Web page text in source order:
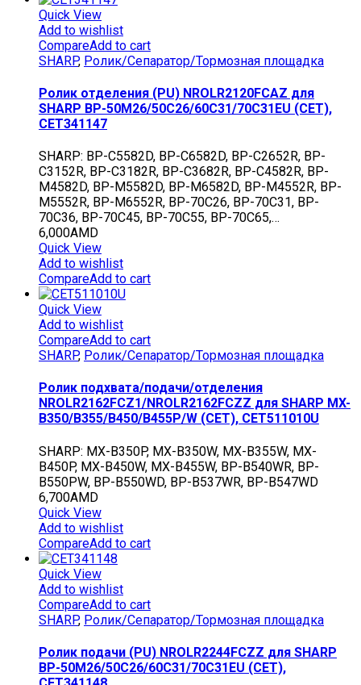
Quick View
Add to wishlist
CompareAdd to cart
SHARP, Ролик/Сепаратор/Тормозная площадка
Ролик отделения (PU) NROLR2120FCAZ для
SHARP BP-50M26/50C26/60C31/70C31EU (CET),
CET341147
SHARP: BP-C5582D, BP-C6582D, BP-C2652R, BP-
C3152R, BP-C3182R, BP-C3682R, BP-C4582R, BP-
M4582D, BP-M5582D, BP-M6582D, BP-M4552R, BP-
M5552R, BP-M6552R, BP-70C26, BP-70C31, BP-
70C36, BP-70C45, BP-70C55, BP-70C65,…
6,000AMD
Quick View
Add to wishlist
CompareAdd to cart
Quick View
Add to wishlist
CompareAdd to cart
SHARP, Ролик/Сепаратор/Тормозная площадка
Ролик подхвата/подачи/отделения
NROLR2162FCZ1/NROLR2162FCZZ для SHARP MX-
B350/B355/B450/B455P/W (CET), CET511010U
SHARP: MX-B350P, MX-B350W, MX-B355W, MX-
B450P, MX-B450W, MX-B455W, BP-B540WR, BP-
B550PW, BP-B550WD, BP-B537WR, BP-B547WD
6,700AMD
Quick View
Add to wishlist
CompareAdd to cart
Quick View
Add to wishlist
CompareAdd to cart
SHARP, Ролик/Сепаратор/Тормозная площадка
Ролик подачи (PU) NROLR2244FCZZ для SHARP
BP-50M26/50C26/60C31/70C31EU (CET),